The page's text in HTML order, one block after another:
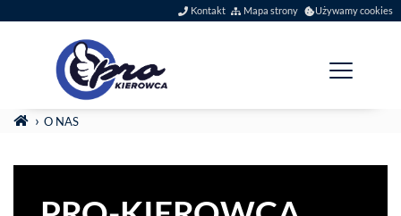
Szybkie menu
Kontakt Mapa strony Używamy cookies
Menu główne
Jesteś tutaj:
STRONA GŁÓWNA
O NAS